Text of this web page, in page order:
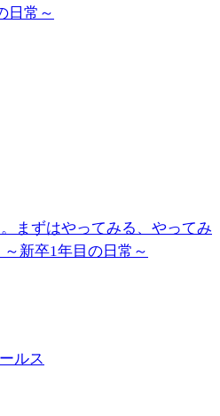
日常～
まずはやってみる、やってみ
新卒1年目の日常～
ルス